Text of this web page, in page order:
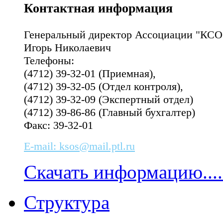
Контактная информация
Генеральный директор Ассоциации
Игорь Николаевич
Телефоны:
(4712) 39-32-01 (Приемная),
(4712) 39-32-05 (Отдел контроля),
(4712) 39-32-09 (Экспертный отдел)
(4712) 39-86-86 (Главный бухгалтер)
Факс: 39-32-01
E-mail: ksos@mail.ptl.ru
Скачать
Структура